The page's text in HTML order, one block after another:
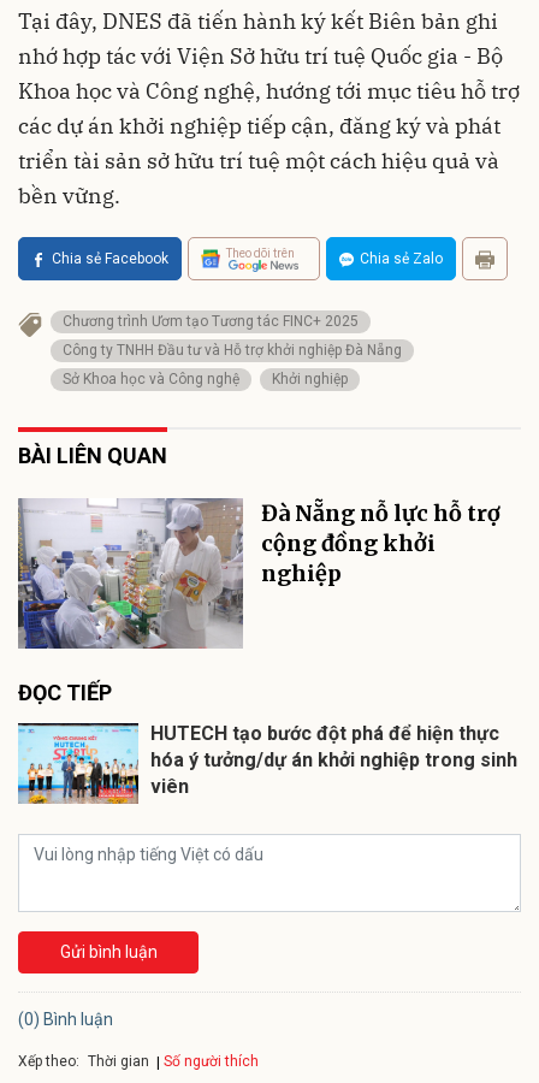
Tại đây, DNES đã tiến hành ký kết Biên bản ghi
nhớ hợp tác với Viện Sở hữu trí tuệ Quốc gia - Bộ
Khoa học và Công nghệ, hướng tới mục tiêu hỗ trợ
các dự án khởi nghiệp tiếp cận, đăng ký và phát
triển tài sản sở hữu trí tuệ một cách hiệu quả và
bền vững.
Chia sẻ Facebook Theo dõi trên Chia sẻ Zalo
Chương trình Ươm tạo Tương tác FINC+ 2025
Công ty TNHH Đầu tư và Hỗ trợ khởi nghiệp Đà Nẵng
Sở Khoa học và Công nghệ
Khởi nghiệp
BÀI LIÊN QUAN
Đà Nẵng nỗ lực hỗ trợ
cộng đồng khởi
nghiệp
ĐỌC TIẾP
HUTECH tạo bước đột phá để hiện thực
hóa ý tưởng/dự án khởi nghiệp trong sinh
viên
Gửi bình luận
(0) Bình luận
Xếp theo: Thời gian Số người thích